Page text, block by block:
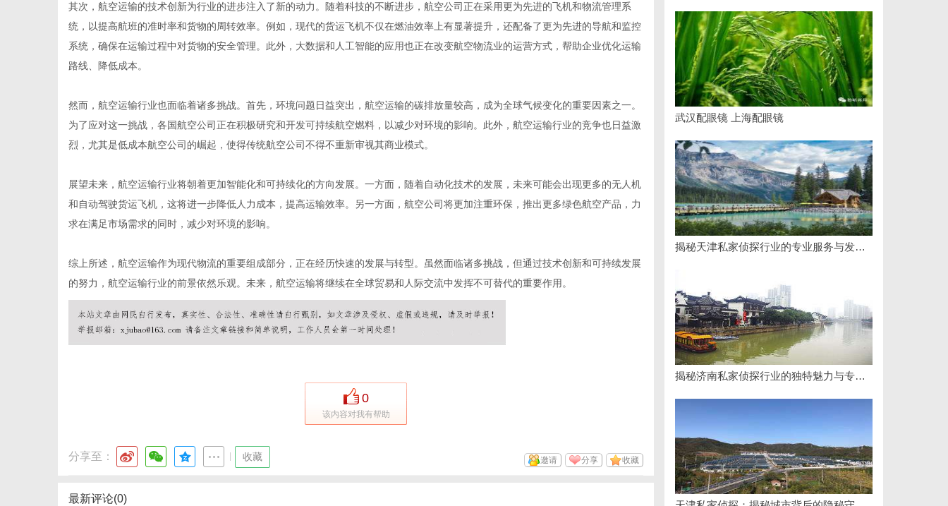
其次，航空运输的技术创新为行业的进步注入了新的动力。随着科技的不断进步，航空公司正在采用更为先进的飞机和物流管理系
统，以提高航班的准时率和货物的周转效率。例如，现代的货运飞机不仅在燃油效率上有显著提升，还配备了更为先进的导航和监控
系统，确保在运输过程中对货物的安全管理。此外，大数据和人工智能的应用也正在改变航空物流业的运营方式，帮助企业优化运输
路线、降低成本。
然而，航空运输行业也面临着诸多挑战。首先，环境问题日益突出，航空运输的碳排放量较高，成为全球气候变化的重要因素之一。
为了应对这一挑战，各国航空公司正在积极研究和开发可持续航空燃料，以减少对环境的影响。此外，航空运输行业的竞争也日益激
烈，尤其是低成本航空公司的崛起，使得传统航空公司不得不重新审视其商业模式。
展望未来，航空运输行业将朝着更加智能化和可持续化的方向发展。一方面，随着自动化技术的发展，未来可能会出现更多的无人机
和自动驾驶货运飞机，这将进一步降低人力成本，提高运输效率。另一方面，航空公司将更加注重环保，推出更多绿色航空产品，力
求在满足市场需求的同时，减少对环境的影响。
综上所述，航空运输作为现代物流的重要组成部分，正在经历快速的发展与转型。虽然面临诸多挑战，但通过技术创新和可持续发展
的努力，航空运输行业的前景依然乐观。未来，航空运输将继续在全球贸易和人际交流中发挥不可替代的重要作用。
0
该内容对我有帮助
分享至： 收藏 收藏
分享
邀请
最新评论(0)
武汉配眼镜 上海配眼镜
揭秘天津私家侦探行业的专业服务与发展趋势
揭秘济南私家侦探行业的独特魅力与专业服务